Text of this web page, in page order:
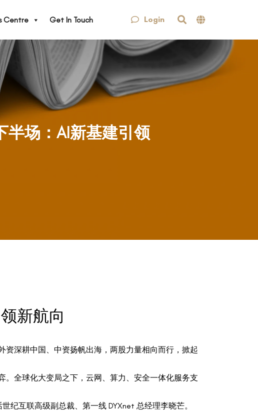
Centre Get In Touch Login
半场：AI新基建引领
新航向
资深耕中国、中资扬帆出海，两股力量相向而行，掀起
全球化大变局之下，云网、算力、安全一体化服务支
纪互联高级副总裁、第一线 DYXnet 总经理李晓芒。